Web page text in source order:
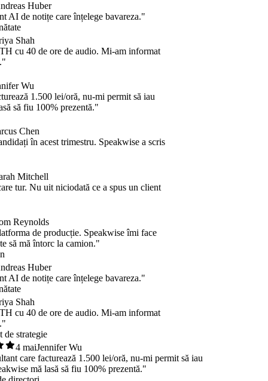
Huber
de notițe care înțelege bavareza."
Shah
40 de ore de audio. Mi-am informat
Wu
1.500 lei/oră, nu-mi permit să iau
să fiu 100% prezentă."
Chen
în acest trimestru. Speakwise a scris
Mitchell
tur. Nu uit niciodată ce a spus un client
Reynolds
de producție. Speakwise îmi face
mă întorc la camion."
Huber
de notițe care înțelege bavareza."
Shah
40 de ore de audio. Mi-am informat
de strategie
4 maiJennifer Wu
care facturează 1.500 lei/oră, nu-mi permit să iau
mă lasă să fiu 100% prezentă."